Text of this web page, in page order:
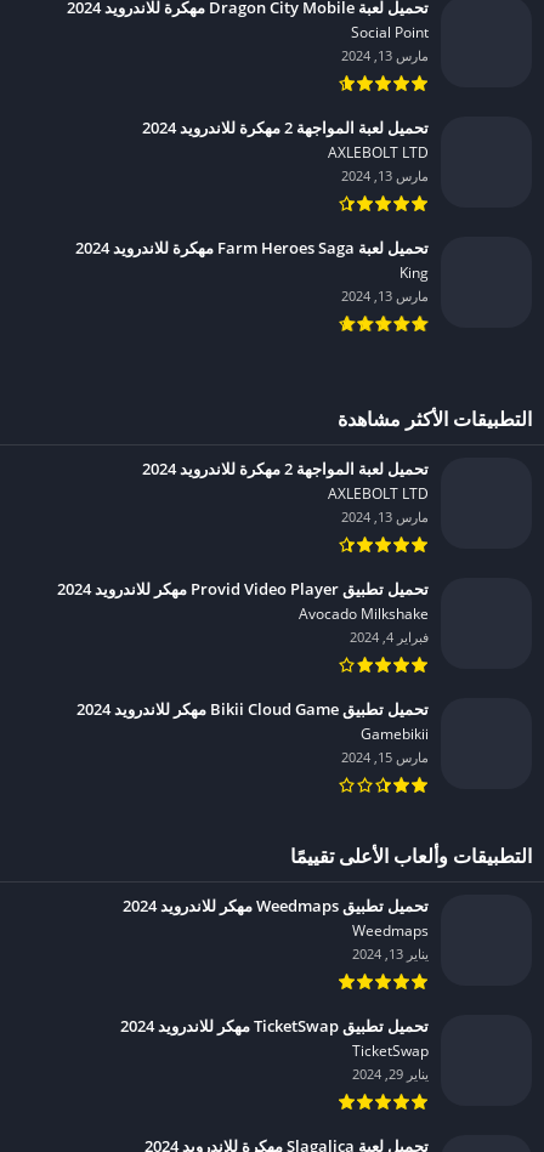
تحميل لعبة Dragon City Mobile مهكرة للاندرويد 2024
Social Point‏
مارس 13, 2024
تحميل لعبة المواجهة 2 مهكرة للاندرويد 2024
AXLEBOLT LTD‏
مارس 13, 2024
تحميل لعبة Farm Heroes Saga مهكرة للاندرويد 2024
King‏
مارس 13, 2024
التطبيقات الأكثر مشاهدة
تحميل لعبة المواجهة 2 مهكرة للاندرويد 2024
AXLEBOLT LTD‏
مارس 13, 2024
تحميل تطبيق Provid Video Player مهكر للاندرويد 2024
Avocado Milkshake‏
فبراير 4, 2024
تحميل تطبيق Bikii Cloud Game مهكر للاندرويد 2024
Gamebikii‏
مارس 15, 2024
التطبيقات وألعاب الأعلى تقييمًا
تحميل تطبيق Weedmaps مهكر للاندرويد 2024
Weedmaps‏
يناير 13, 2024
تحميل تطبيق TicketSwap مهكر للاندرويد 2024
TicketSwap‏
يناير 29, 2024
تحميل لعبة Slagalica مهكرة للاندرويد 2024